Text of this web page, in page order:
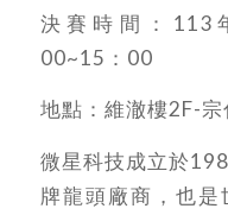
決賽時間：113
00~15：00
地點：維澈樓2F-
微星科技成立於
牌龍頭廠商，也